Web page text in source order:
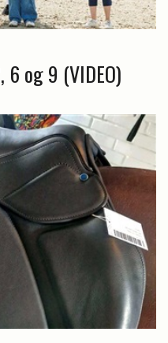
6 og 9 (VIDEO)